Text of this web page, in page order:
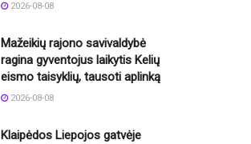
2026-08-08
Mažeikių rajono savivaldybė
ragina gyventojus laikytis Kelių
eismo taisyklių, tausoti aplinką
2026-08-08
Klaipėdos Liepojos gatvėje